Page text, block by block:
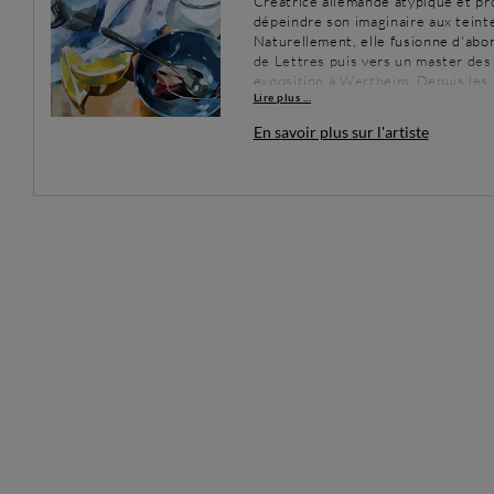
dépeindre son imaginaire aux
Naturellement, elle fusionne
de Lettres puis vers un master
exposition à Wertheim. Depuis
collective à Berlin et sa
femme au foyer, Julia aime
vie.
Lire plus ...
En savoir plus sur l'artiste